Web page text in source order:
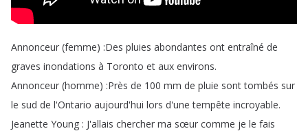
Annonceur (femme) :Des pluies abondantes ont entraîné de
graves inondations à Toronto et aux environs.
Annonceur (homme) :Près de 100 mm de pluie sont tombés sur
le sud de l'Ontario aujourd'hui lors d'une tempête incroyable.
Jeanette Young : J'allais chercher ma sœur comme je le fais